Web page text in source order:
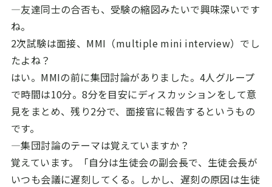
―友達同士の合否も、受験の縮図みたいで興味深いです
ね。
2次試験は面接、MMI（multiple mini interview）でし
たよね？
はい。MMIの前に集団討論がありました。4人グループ
で時間は10分。8分を目安にディスカッションをして意
見をまとめ、残り2分で、面接官に報告するというもの
です。
―集団討論のテーマは覚えていますか？
覚えています。「自分は生徒会の副会長で、生徒会長が
いつも会議に遅刻してくる。しかし、遅刻の原因は生徒